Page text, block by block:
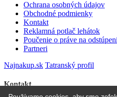
Ochrana osobných údajov
Obchodné podmienky
Kontakt
Reklamná potlač lehátok
Poučenie o práve na
Partneri
Najnakup.sk Tatranský profil
Kontakt